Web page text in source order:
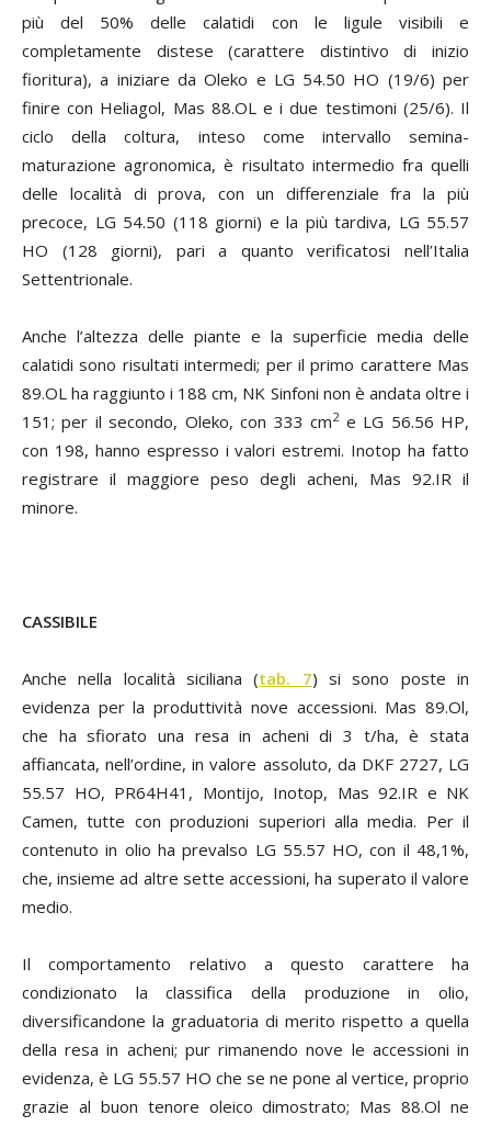
più del 50% delle calatidi con le ligule visibili e
completamente distese (carattere distintivo di inizio
fioritura), a iniziare da Oleko e LG 54.50 HO (19/6) per
finire con Heliagol, Mas 88.OL e i due testimoni (25/6). Il
ciclo della coltura, inteso come intervallo semina-
maturazione agronomica, è risultato intermedio fra quelli
delle località di prova, con un differenziale fra la più
precoce, LG 54.50 (118 giorni) e la più tardiva, LG 55.57
HO (128 giorni), pari a quanto verificatosi nell’Italia
Settentrionale.
Anche l’altezza delle piante e la superficie media delle
calatidi sono risultati intermedi; per il primo carattere Mas
89.OL ha raggiunto i 188 cm, NK Sinfoni non è andata oltre i
151; per il secondo, Oleko, con 333 cm2e LG 56.56 HP,
con 198, hanno espresso i valori estremi. Inotop ha fatto
registrare il maggiore peso degli acheni, Mas 92.IR il
minore.
CASSIBILE
Anche nella località siciliana (tab. 7) si sono poste in
evidenza per la produttività nove accessioni. Mas 89.Ol,
che ha sfiorato una resa in acheni di 3 t/ha, è stata
affiancata, nell’ordine, in valore assoluto, da DKF 2727, LG
55.57 HO, PR64H41, Montijo, Inotop, Mas 92.IR e NK
Camen, tutte con produzioni superiori alla media. Per il
contenuto in olio ha prevalso LG 55.57 HO, con il 48,1%,
che, insieme ad altre sette accessioni, ha superato il valore
medio.
Il comportamento relativo a questo carattere ha
condizionato la classifica della produzione in olio,
diversificandone la graduatoria di merito rispetto a quella
della resa in acheni; pur rimanendo nove le accessioni in
evidenza, è LG 55.57 HO che se ne pone al vertice, proprio
grazie al buon tenore oleico dimostrato; Mas 88.Ol ne